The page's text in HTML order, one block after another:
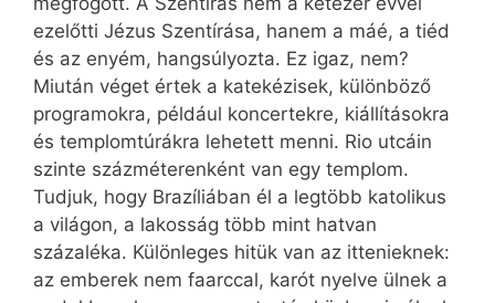
ezelőtti Jézus Szentírása, hanem a máé, a tiéd
és az enyém, hangsúlyozta. Ez igaz, nem?
Miután véget értek a katekézisek, különböző
programokra, például koncertekre, kiállításokra
és templomtúrákra lehetett menni. Rio utcáin
szinte százméterenként van egy templom.
Tudjuk, hogy Brazíliában él a legtöbb katolikus
a világon, a lakosság több mint hatvan
százaléka. Különleges hitük van az ittenieknek:
az emberek nem faarccal, karót nyelve ülnek a